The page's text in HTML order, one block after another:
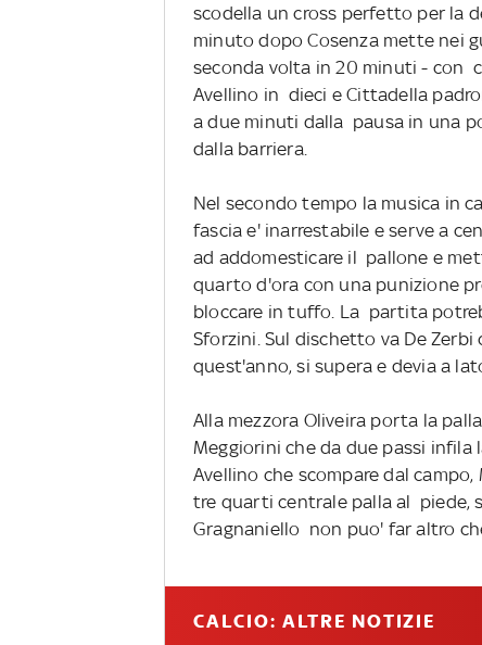
scodella un cross perfetto per la
minuto dopo Cosenza mette nei
seconda volta in 20 minuti - con
Avellino in dieci e Cittadella
a due minuti dalla pausa in una
dalla barriera.
Nel secondo tempo la musica in
fascia e' inarrestabile e serve a
ad addomesticare il pallone e
quarto d'ora con una punizione
bloccare in tuffo. La partita
Sforzini. Sul dischetto va De
quest'anno, si supera e devia a
Alla mezzora Oliveira porta la
Meggiorini che da due passi
Avellino che scompare dal
tre quarti centrale palla al piede,
Gragnaniello non puo' far altro
CALCIO: ALTRE NOTIZIE